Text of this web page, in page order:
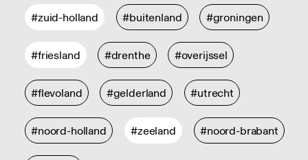
#zuid-holland #buitenland #groningen
#friesland #drenthe #overijssel
#flevoland #gelderland #utrecht
#noord-holland #zeeland #noord-brabant